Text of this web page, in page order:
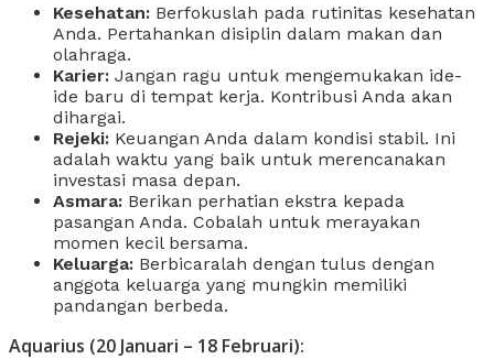
Kesehatan: Berfokuslah pada rutinitas kesehatan
Anda. Pertahankan disiplin dalam makan dan
olahraga.
Karier: Jangan ragu untuk mengemukakan ide-
ide baru di tempat kerja. Kontribusi Anda akan
dihargai.
Rejeki: Keuangan Anda dalam kondisi stabil. Ini
adalah waktu yang baik untuk merencanakan
investasi masa depan.
Asmara: Berikan perhatian ekstra kepada
pasangan Anda. Cobalah untuk merayakan
momen kecil bersama.
Keluarga: Berbicaralah dengan tulus dengan
anggota keluarga yang mungkin memiliki
pandangan berbeda.
Aquarius (20 Januari – 18 Februari):